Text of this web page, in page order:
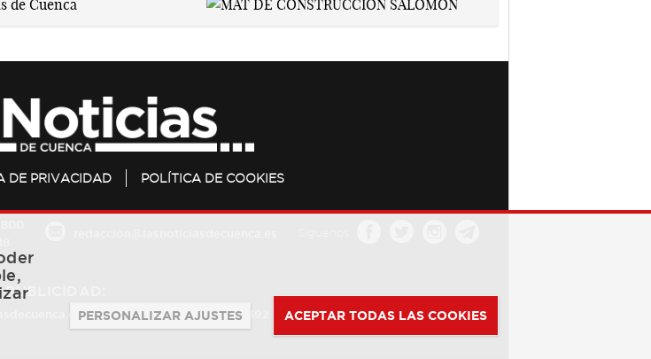
DE PRIVACIDAD POLÍTICA DE COOKIES
PUBLICIDAD:
684 126 573 / 670 726 392
PERSONALIZAR AJUSTES ACEPTAR TODAS LAS COOKIES